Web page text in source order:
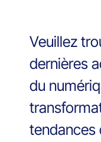
Veuillez
dernières
du
tendances